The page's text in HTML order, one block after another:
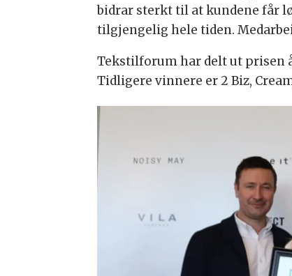
bidrar sterkt til at kundene får
tilgjengelig hele tiden.
Tekstilforum har delt ut prisen
Tidligere vinnere er 2 Biz,